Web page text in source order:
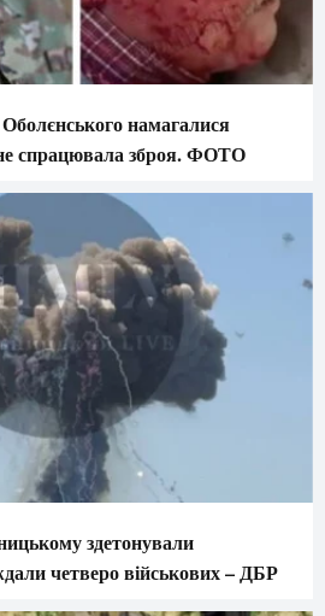
намагалися
спрацювала зброя. ФОТО
здетонували
четверо військових – ДБР